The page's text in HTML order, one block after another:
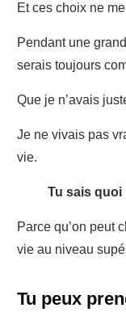
Et ces choix ne
Pendant une
serais toujours
Que je n’avais
Je ne vivais pas
vie.
Tu sais quoi
Parce qu’on peut
vie au niveau
Tu peux